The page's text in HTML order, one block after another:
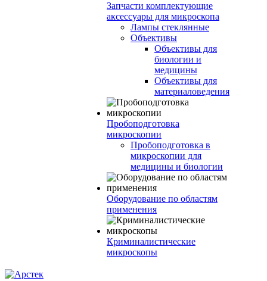
Запчасти комплектующие
аксессуары для микроскопа
Лампы стеклянные
Объективы
Объективы для
биологии и
медицины
Объективы для
материаловедения
Пробоподготовка
микроскопии
Пробоподготовка в
микроскопии для
медицины и биологии
Оборудование по областям
применения
Криминалистические
микроскопы